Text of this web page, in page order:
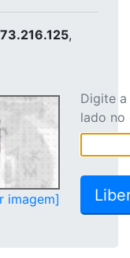
,
imagem]
Digite
lado no